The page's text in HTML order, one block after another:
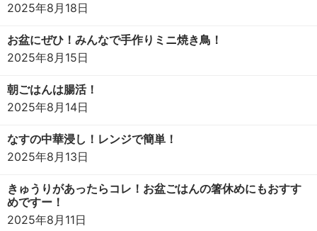
2025年8月18日
お盆にぜひ！みんなで手作りミニ焼き鳥！
2025年8月15日
朝ごはんは腸活！
2025年8月14日
なすの中華浸し！レンジで簡単！
2025年8月13日
きゅうりがあったらコレ！お盆ごはんの箸休めにもおすす
めですー！
2025年8月11日